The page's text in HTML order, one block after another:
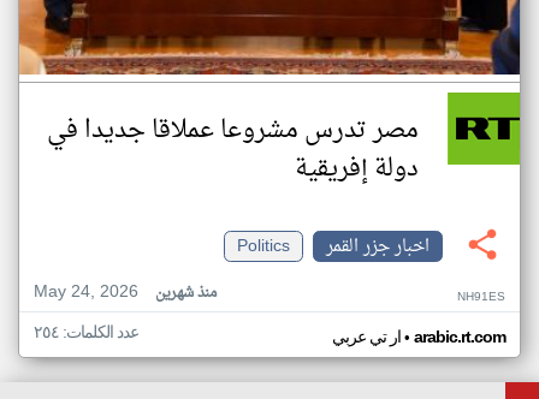
مصر تدرس مشروعا عملاقا جديدا في
دولة إفريقية
اخبار جزر القمر
Politics
May 24, 2026
منذ شهرين NH91ES
ار تي عربي• arabic.rt.com عدد الكلمات: ٢٥٤